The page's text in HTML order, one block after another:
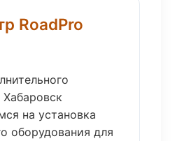
RoadPro
на установка
оборудования для